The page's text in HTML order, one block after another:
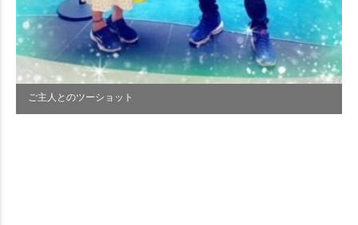
ご主人とのツーショット